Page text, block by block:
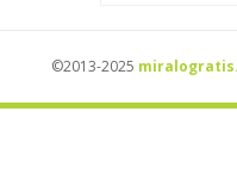
©2013-2025